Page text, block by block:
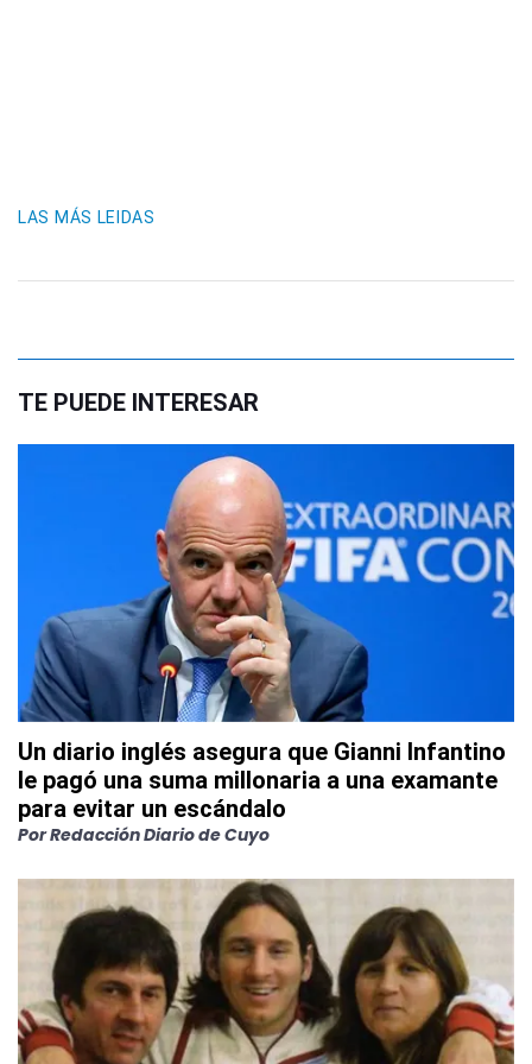
LAS MÁS LEIDAS
TE PUEDE INTERESAR
Un diario inglés asegura que Gianni Infantino
le pagó una suma millonaria a una examante
para evitar un escándalo
PorRedacción Diario de Cuyo